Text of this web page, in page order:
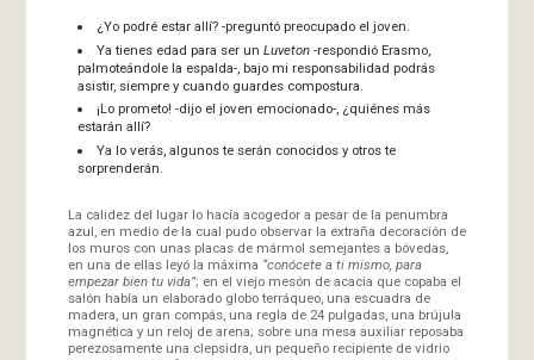
¿Yo podré estar allí? -preguntó preocupado el joven.
Ya tienes edad para ser unLuveton -respondió Erasmo,
palmoteándole la espalda-, bajo mi responsabilidad podrás
asistir, siempre y cuando guardes compostura.
¡Lo prometo! -dijo el joven emocionado-, ¿quiénes más
estarán allí?
Ya lo verás, algunos te serán conocidos y otros te
sorprenderán.
La calidez del lugar lo hacía acogedor a pesar de la penumbra
azul, en medio de la cual pudo observar la extraña decoración de
los muros con unas placas de mármol semejantes a bóvedas,
en una de ellas leyó la máxima “conócete a ti mismo, para
empezar bien tu vida”; en el viejo mesón de acacia que copaba el
salón había un elaborado globo terráqueo, una escuadra de
madera, un gran compás, una regla de 24 pulgadas, una brújula
magnética y un reloj de arena; sobre una mesa auxiliar reposaba
perezosamente una clepsidra, un pequeño recipiente de vidrio